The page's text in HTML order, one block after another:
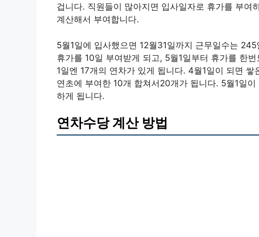
겁니다. 직원들이 많아지면 입사일자로 휴가를 부여
계산해서 부여합니다.
5월1일에 입사했으면 12월31일까지 근무일수는
휴가를 10일 부여받게 되고, 5월1일부터 휴가를 한
1일엔 17개의 연차가 있게 됩니다. 4월1일이 되면
연초에 부여한 10개 합쳐서20개가 됩니다. 5월1일
하게 됩니다.
연차수당 계산 방법